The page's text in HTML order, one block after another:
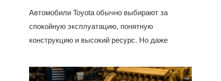
Автомобили Toyota обычно выбирают за
спокойную эксплуатацию, понятную
конструкцию и высокий ресурс. Но даже